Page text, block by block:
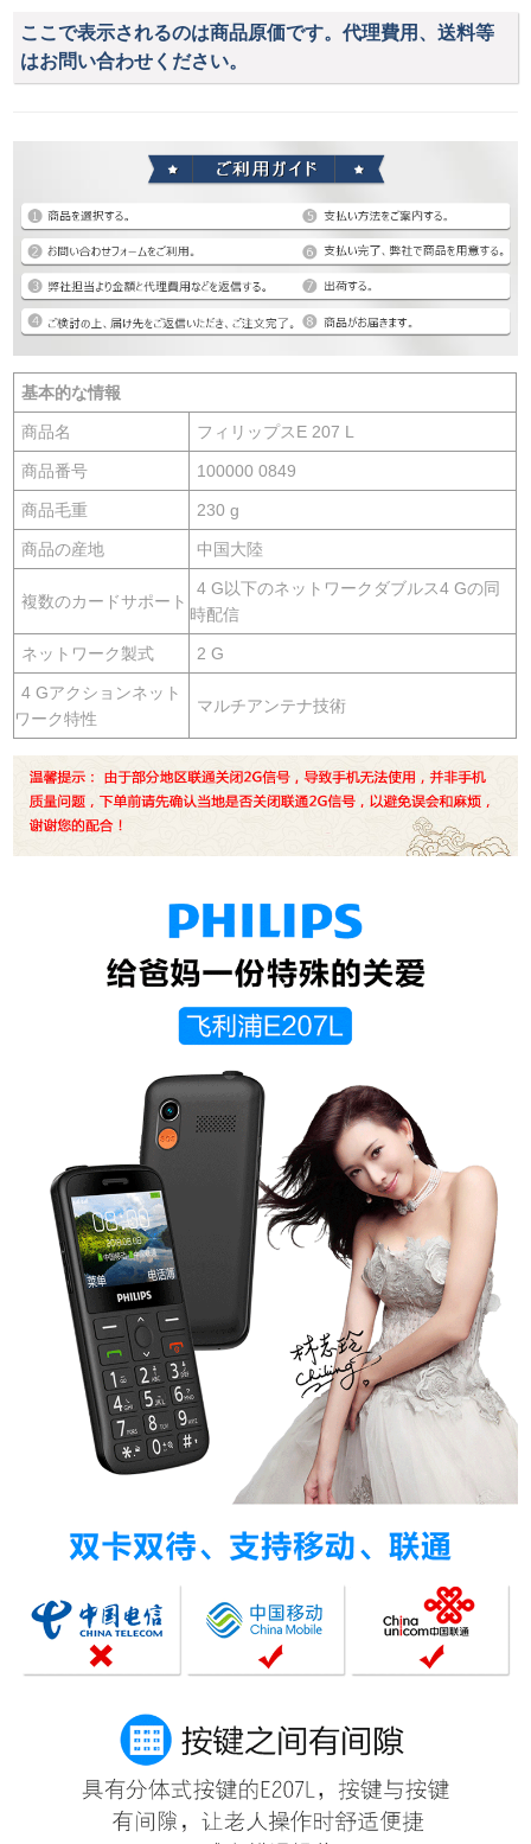
ここで表示されるのは商品原価です。代理費用、送料等
はお問い合わせください。
基本的な情報
商品名 フィリップスE 207 L
商品番号 100000 0849
商品毛重 230 g
商品の産地 中国大陸
複数のカードサポート
4 G以下のネットワークダブルス4 Gの同
時配信
ネットワーク製式 2 G
4 Gアクションネット
ワーク特性
マルチアンテナ技術